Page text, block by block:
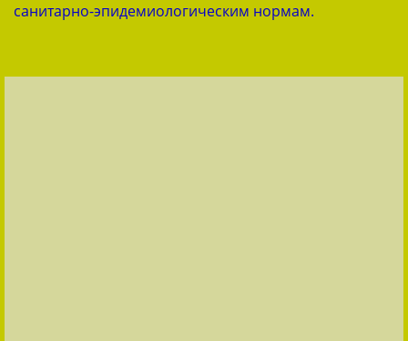
санитарно-эпидемиологическим нормам.